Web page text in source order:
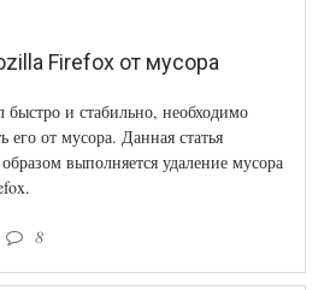
Firefox от мусора
быстро и стабильно, необходимо
его от мусора. Данная статья
выполняется удаление мусора
8